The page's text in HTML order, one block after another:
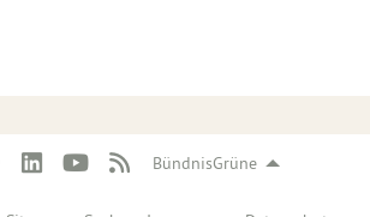
BündnisGrüne